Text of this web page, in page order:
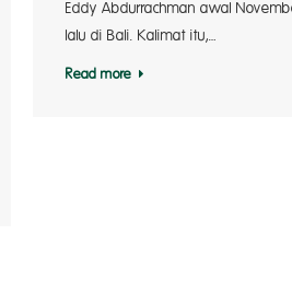
Eddy Abdurrachman awal
lalu di Bali. Kalimat itu,…
Read more